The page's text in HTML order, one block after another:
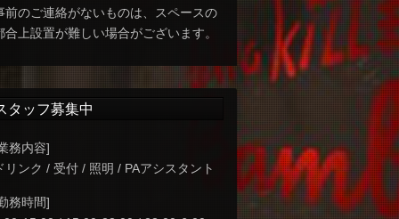
前のご連絡がないものは、スペースの
合上設置が難しい場合がございます。
タッフ募集中
務内容]
リンク / 受付 / 照明 / PAアシスタント
務時間]